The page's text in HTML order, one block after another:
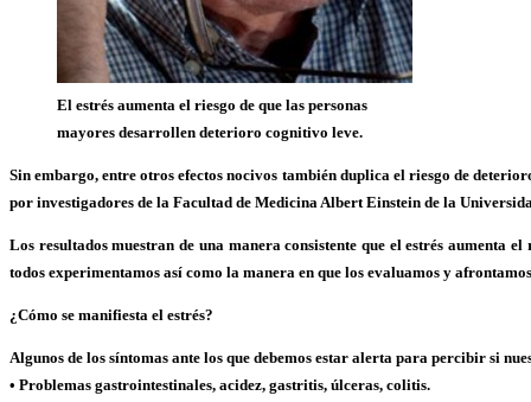
El estrés aumenta el riesgo de que las personas
mayores desarrollen deterioro cognitivo leve.
Sin embargo, entre otros efectos nocivos también duplica el riesgo de
por investigadores de la Facultad de Medicina Albert Einstein de la
Los resultados muestran de una manera consistente que el estrés aumenta
todos experimentamos así como la manera en que los evaluamos y
¿Cómo se manifiesta el estrés?
Algunos de los síntomas ante los que debemos estar alerta para percibir si
• Problemas gastrointestinales, acidez, gastritis, úlceras, colitis.